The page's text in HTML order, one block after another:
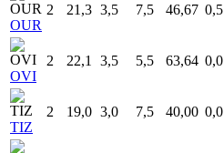
OUR
2 21,3 3,5 7,5 46,67 0,5
OVI
2 22,1 3,5 5,5 63,64 0,0
TIZ
2 19,0 3,0 7,5 40,00 0,0